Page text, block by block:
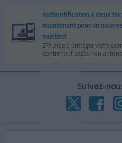
Authentification à deux
maintenant pour un
existant
2FA aide à protéger votre
contre tout accès non
Suivez-